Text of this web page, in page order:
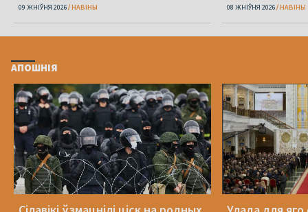
09 ЖНІЎНЯ 2026 НАВІНЫ 08 ЖНІЎНЯ 2026 НАВІНЫ
АПОШНІЯ